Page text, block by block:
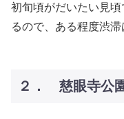
初旬頃がだいたい見
るので、ある程度渋滞
２． 慈眼寺公